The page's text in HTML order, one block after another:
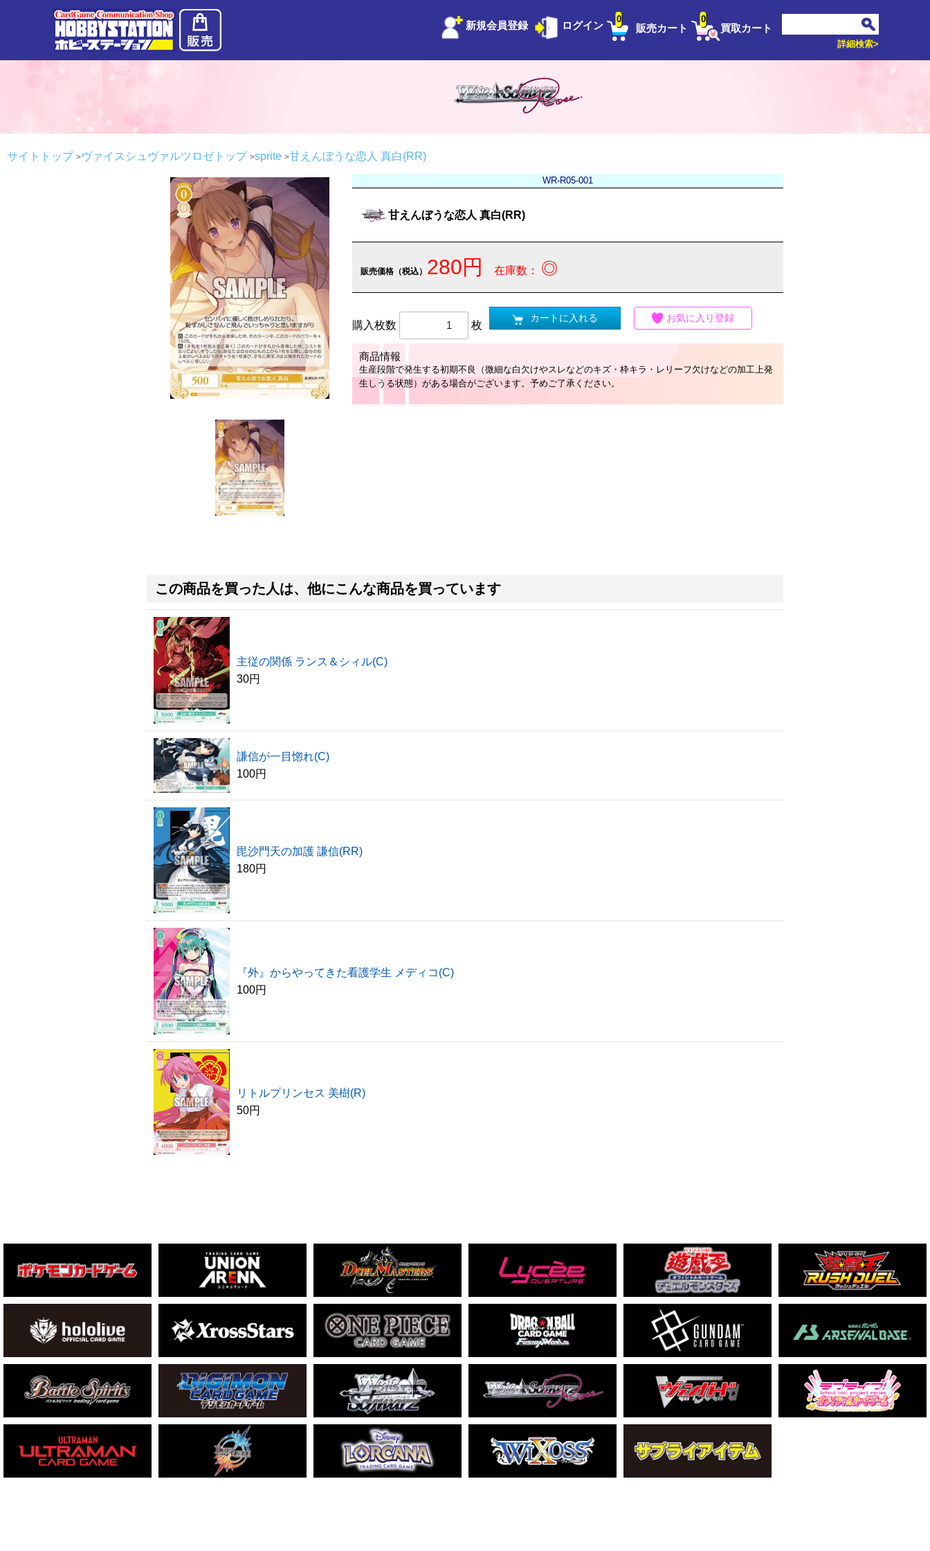
新規会員登録 ログイン 販売カート
0
買取カート
0
詳細検索>
サイトトップ ヴァイスシュヴァルツロゼトップ sprite 甘えんぼうな恋人 真白(RR)
WR-R05-001
甘えんぼうな恋人 真白(RR)
販売価格（税込） 280円 在庫数： ◎
購入枚数 枚
カートに入れる お気に入り登録
商品情報
生産段階で発生する初期不良（微細な白欠けやスレなどのキズ・枠キラ・レリーフ欠けなどの加工上発
生しうる状態）がある場合がございます。予めご了承ください。
この商品を買った人は、他にこんな商品を買っています
主従の関係 ランス＆シィル(C)
30円
謙信が一目惚れ(C)
100円
毘沙門天の加護 謙信(RR)
180円
『外』からやってきた看護学生 メディコ(C)
100円
リトルプリンセス 美樹(R)
50円